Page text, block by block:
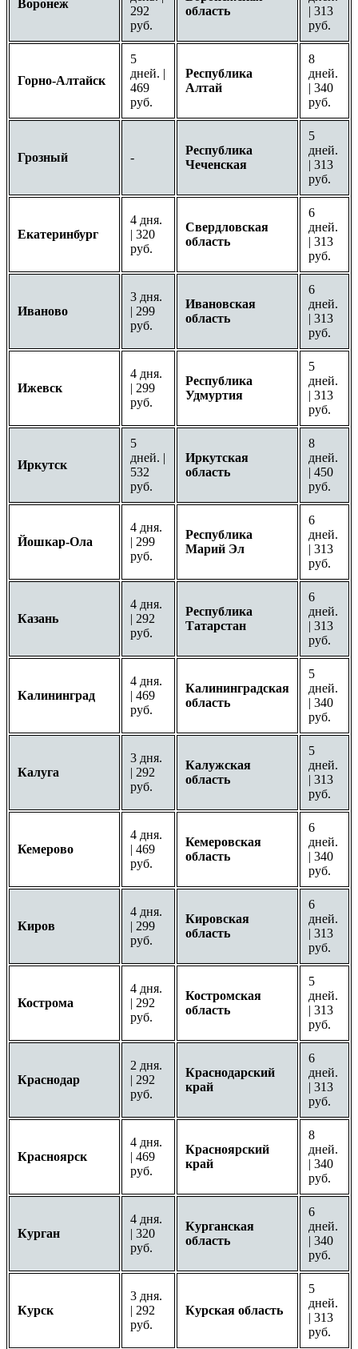
Воронеж
292
руб.
область
| 313
руб.
Горно-Алтайск
5
дней. |
469
руб.
Республика
Алтай
8
дней.
| 340
руб.
Грозный -
Республика
Чеченская
5
дней.
| 313
руб.
Екатеринбург
4 дня.
| 320
руб.
Свердловская
область
6
дней.
| 313
руб.
Иваново
3 дня.
| 299
руб.
Ивановская
область
6
дней.
| 313
руб.
Ижевск
4 дня.
| 299
руб.
Республика
Удмуртия
5
дней.
| 313
руб.
Иркутск
5
дней. |
532
руб.
Иркутская
область
8
дней.
| 450
руб.
Йошкар-Ола
4 дня.
| 299
руб.
Республика
Марий Эл
6
дней.
| 313
руб.
Казань
4 дня.
| 292
руб.
Республика
Татарстан
6
дней.
| 313
руб.
Калининград
4 дня.
| 469
руб.
Калининградская
область
5
дней.
| 340
руб.
Калуга
3 дня.
| 292
руб.
Калужская
область
5
дней.
| 313
руб.
Кемерово
4 дня.
| 469
руб.
Кемеровская
область
6
дней.
| 340
руб.
Киров
4 дня.
| 299
руб.
Кировская
область
6
дней.
| 313
руб.
Кострома
4 дня.
| 292
руб.
Костромская
область
5
дней.
| 313
руб.
Краснодар
2 дня.
| 292
руб.
Краснодарский
край
6
дней.
| 313
руб.
Красноярск
4 дня.
| 469
руб.
Красноярский
край
8
дней.
| 340
руб.
Курган
4 дня.
| 320
руб.
Курганская
область
6
дней.
| 340
руб.
Курск
3 дня.
| 292
руб.
Курская область
5
дней.
| 313
руб.